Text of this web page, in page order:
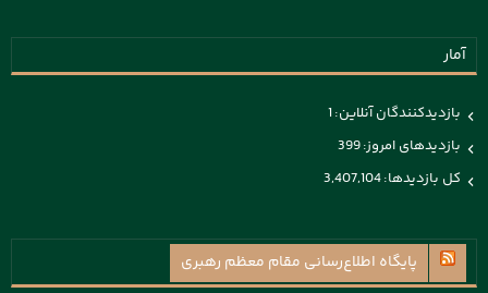
آمار
بازدیدکنندگان آنلاین:1
بازدیدهای امروز:399
کل بازدیدها:3,407,104
پايگاه اطلاع‌رسانی مقام معظم رهبری